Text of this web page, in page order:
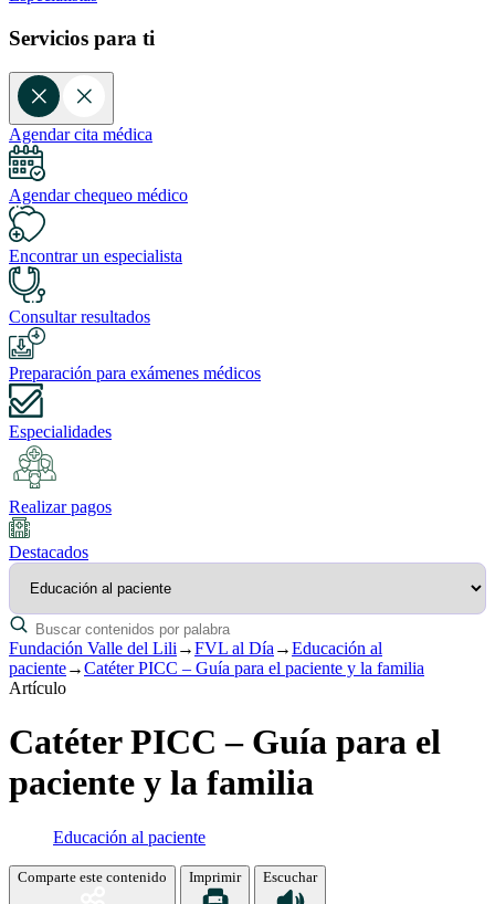
Servicios para ti
Agendar cita médica
Agendar chequeo médico
Encontrar un especialista
Consultar resultados
Preparación para exámenes médicos
Especialidades
Realizar pagos
Destacados
Fundación Valle del Lili →FVL al Día →Educación al
paciente→Catéter PICC – Guía para el paciente y la familia
Artículo
Catéter PICC – Guía para el
paciente y la familia
Educación al paciente
Comparte este contenido Imprimir Escuchar